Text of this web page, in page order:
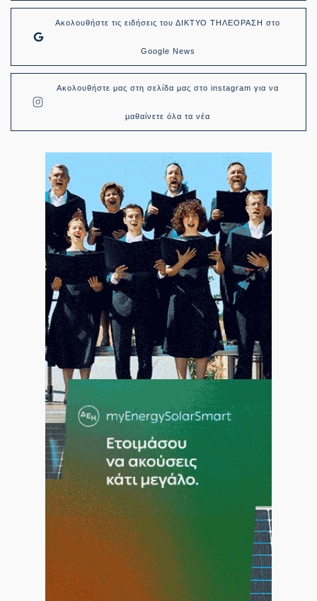
Ακολουθήστε τις ειδήσεις του ΔΙΚΤΥΟ ΤΗΛΕΟΡΑΣΗ στο
Google News
Ακολουθήστε μας στη σελίδα μας στο instagram για να
μαθαίνετε όλα τα νέα